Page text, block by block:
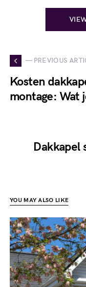
— PREVIOUS
Kosten
montage: Wat
Dakkapel
YOU MAY ALSO LIKE